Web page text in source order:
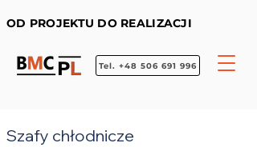
OD PROJEKTU DO REALIZACJI
Tel. +48 506 691 996
Szafy chłodnicze